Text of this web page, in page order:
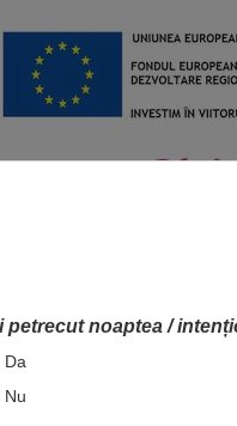
petrecut noaptea /
Da
Nu